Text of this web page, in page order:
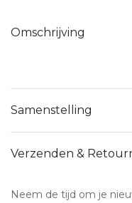
Omschrijving
Samenstelling
Verzenden &
Neem de tijd om je